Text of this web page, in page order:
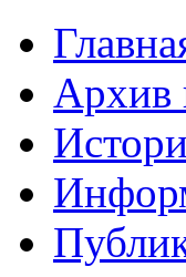
Архив